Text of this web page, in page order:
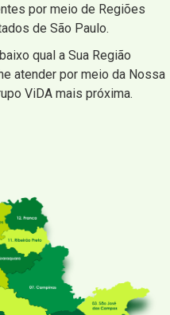
por meio de Regiões
de São Paulo.
qual a Sua Região
atender por meio da Nossa
ViDA mais próxima.